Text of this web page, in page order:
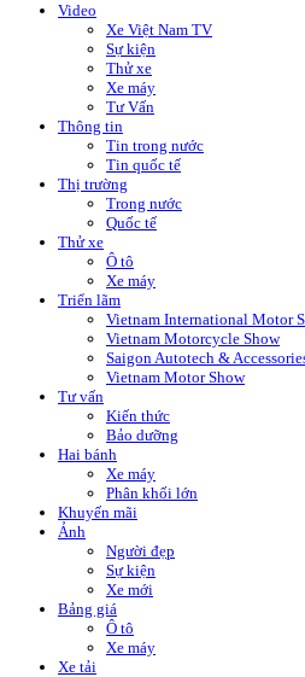
Video
Xe Việt Nam TV
Sự kiện
Thử xe
Xe máy
Tư Vấn
Thông tin
Tin trong nước
Tin quốc tế
Thị trường
Trong nước
Quốc tế
Thử xe
Ô tô
Xe máy
Triển lãm
Vietnam International Motor
Vietnam Motorcycle Show
Saigon Autotech &
Vietnam Motor Show
Tư vấn
Kiến thức
Bảo dưỡng
Hai bánh
Xe máy
Phân khối lớn
Khuyến mãi
Ảnh
Người đẹp
Sự kiện
Xe mới
Bảng giá
Ô tô
Xe máy
Xe tải